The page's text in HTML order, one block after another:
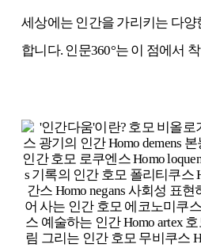
세상에는 인간을 가리키는 다양
합니다. 인문360°는 이 점에서